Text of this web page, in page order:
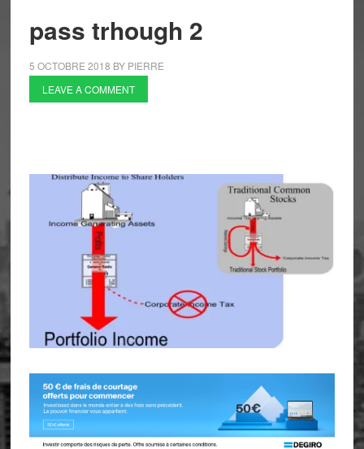
pass trhough 2
5 OCTOBRE 2018 BY PIERRE
LEAVE A COMMENT